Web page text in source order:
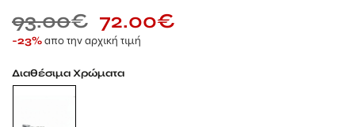
93.00€ 72.00€
-23%απο την αρχική τιμή
Διαθέσιμα Χρώματα